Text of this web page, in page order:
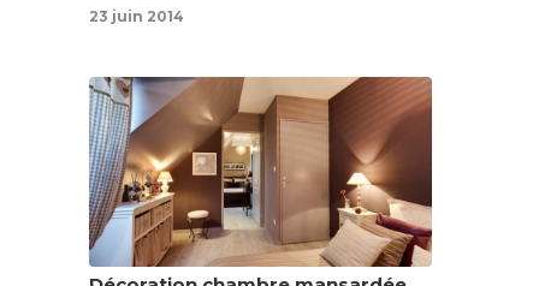
23 juin 2014